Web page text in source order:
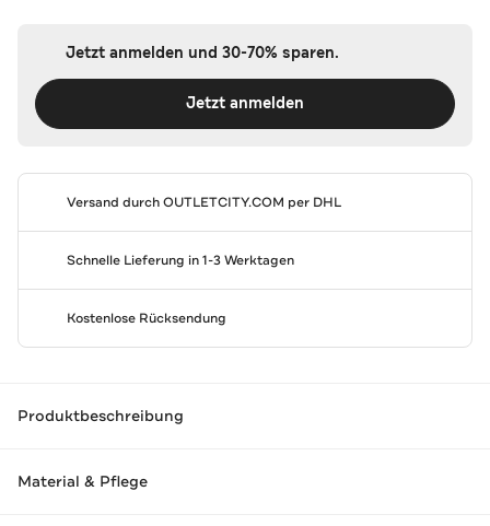
Jetzt anmelden und 30-70% sparen.
Jetzt anmelden
Versand durchOUTLETCITY.COM per DHL
Schnelle Lieferung in 1-3 Werktagen
Kostenlose Rücksendung
Produktbeschreibung
Material & Pflege